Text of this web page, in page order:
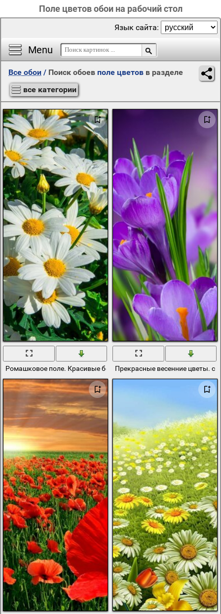
Поле цветов обои на рабочий стол
Menu
Язык сайта:
Все обои / Поиск обоев поле цветов в разделе
все категории
Ромашковое поле. Красивые белые цветыПрекрасные весенние цветы.